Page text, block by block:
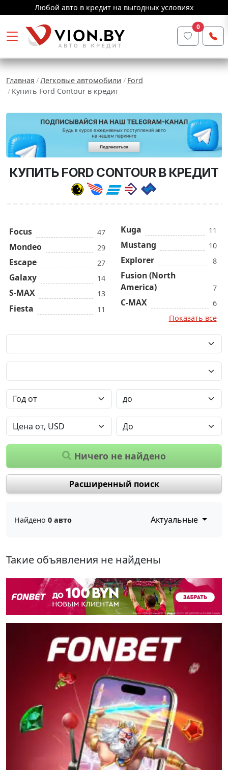
Любой авто в кредит на выгодных условиях
0
Главная Легковые автомобили
Ford
Купить Ford Contour в кредит
КУПИТЬ FORD CONTOUR В КРЕДИТ
Focus 47
Mondeo 29
Escape 27
Galaxy 14
S-MAX 13
Fiesta 11
Kuga 11
Mustang 10
Explorer 8
Fusion (North
America)
7
C-MAX
6
Показать все
Ничего не найдено
Расширенный поиск
Найдено 0 авто Актуальные
Такие объявления не найдены